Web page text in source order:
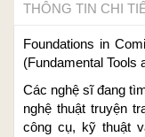
THÔNG TIN CHI
Foundations in
(Fundamental Tools
Các nghệ sĩ đang
nghệ thuật truyện
công cụ, kỹ thuật